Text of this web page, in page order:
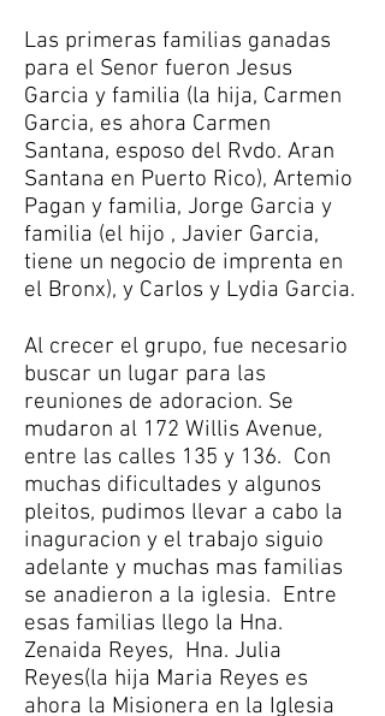
Las primeras familias ganadas
para el Senor fueron Jesus
Garcia y familia (la hija, Carmen
Garcia, es ahora Carmen
Santana, esposo del Rvdo. Aran
Santana en Puerto Rico), Artemio
Pagan y familia, Jorge Garcia y
familia (el hijo , Javier Garcia,
tiene un negocio de imprenta en
el Bronx), y Carlos y Lydia Garcia.
Al crecer el grupo, fue necesario
buscar un lugar para las
reuniones de adoracion. Se
mudaron al 172 Willis Avenue,
entre las calles 135 y 136. Con
muchas dificultades y algunos
pleitos, pudimos llevar a cabo la
inaguracion y el trabajo siguio
adelante y muchas mas familias
se anadieron a la iglesia. Entre
esas familias llego la Hna.
Zenaida Reyes, Hna. Julia
Reyes(la hija Maria Reyes es
ahora la Misionera en la Iglesia